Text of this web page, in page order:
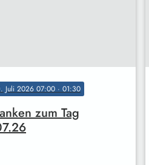
. Juli 2026 07:00 · 01:30
zum Tag